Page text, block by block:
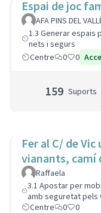
Espai de joc
AFA PINS DEL
1.3 Generar espais
nets i segurs
Centre
0 0
159 Suports
Fer al C/ de
vianants, camí
Raffaela
3.1 Apostar per
amb seguretat pels
Centre
0 0